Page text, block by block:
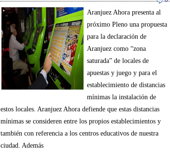
Aranjuez Ahora presenta al
próximo Pleno una propuesta
para la declaración de
Aranjuez como “zona
saturada” de locales de
apuestas y juego y para el
establecimiento de distancias
mínimas la instalación de
estos locales. Aranjuez Ahora defiende que estas distancias
mínimas se consideren entre los propios establecimientos y
también con referencia a los centros educativos de nuestra
ciudad. Además